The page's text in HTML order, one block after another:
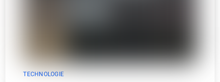
TECHNOLOGIE